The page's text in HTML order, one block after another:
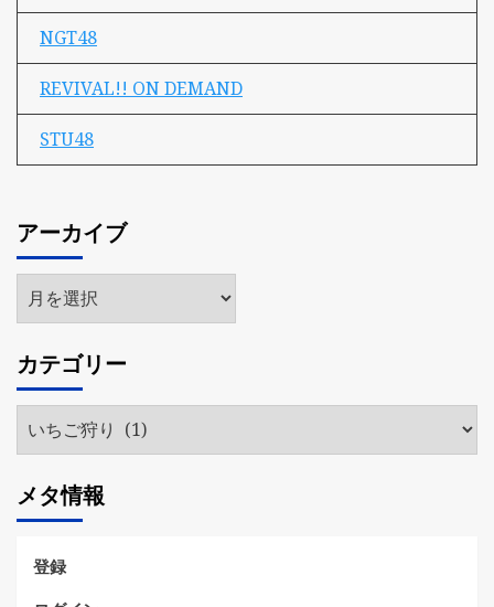
NGT48
REVIVAL!! ON DEMAND
STU48
アーカイブ
ア
ー
イ
ブ
カテゴリー
テ
リ
ー
メタ情報
登録